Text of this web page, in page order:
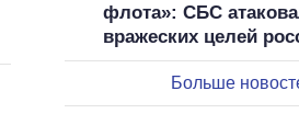
флота»: СБС
вражеских целей
Больше